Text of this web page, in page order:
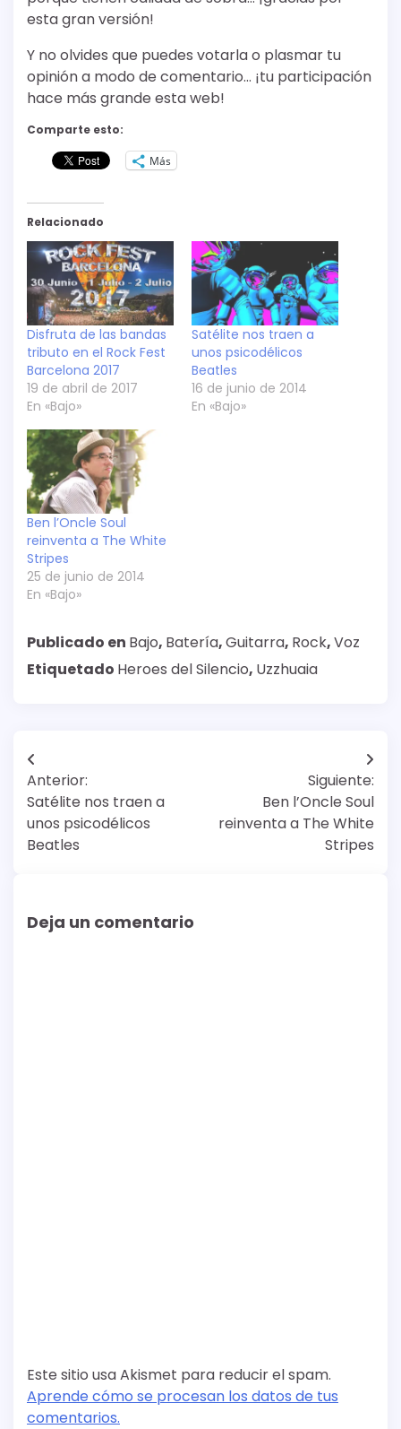
esta gran versión!
Y no olvides que puedes votarla o plasmar tu
opinión a modo de comentario… ¡tu participación
hace más grande esta web!
Comparte esto:
Más
Relacionado
Disfruta de las bandas
tributo en el Rock Fest
Barcelona 2017
19 de abril de 2017
En «Bajo»
Satélite nos traen a
unos psicodélicos
Beatles
16 de junio de 2014
En «Bajo»
Ben l’Oncle Soul
reinventa a The White
Stripes
25 de junio de 2014
En «Bajo»
Publicado en Bajo, Batería,Guitarra, Rock,Voz
Etiquetado Heroes del Silencio, Uzzhuaia
Navegación
de
entradas
Anterior:
Satélite nos traen a
unos psicodélicos
Beatles
Siguiente:
Ben l’Oncle Soul
reinventa a The White
Stripes
Deja un comentario
Este sitio usa Akismet para reducir el spam.
Aprende cómo se procesan los datos de tus
comentarios.